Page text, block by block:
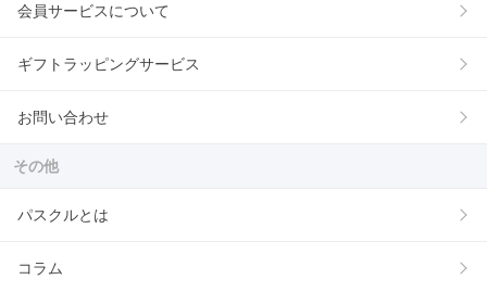
会員サービスについて
ギフトラッピングサービス
お問い合わせ
その他
パスクルとは
コラム